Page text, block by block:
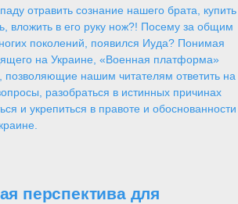
отравить сознание нашего брата, купить
вложить в его руку нож?! Посему за общим
поколений, появился Иуда? Понимая
на Украине, «Военная платформа»
позволяющие нашим читателям ответить на
разобраться в истинных причинах
и укрепиться в правоте и обоснованности
перспектива для